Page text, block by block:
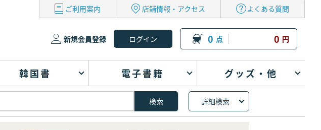
ご利用案内 店舗情報・アクセス よくある質問
新規会員登録 0 点 0 円
韓国書 電子書籍 グッズ・他
詳細検索